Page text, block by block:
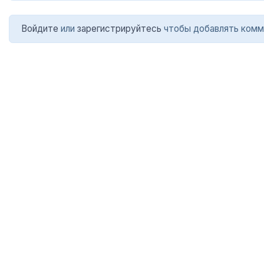
Войдите или зарегистрируйтесь чтобы добавлять